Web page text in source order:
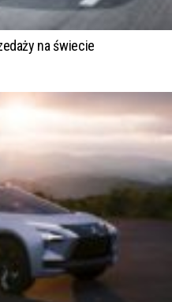
na świecie